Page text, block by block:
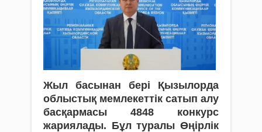
Жыл басынан бері Қызылорда
облыстық мемлекеттік сатып алу
басқармасы 4848 конкурс
жариялады. Бұл туралы Өңірлік